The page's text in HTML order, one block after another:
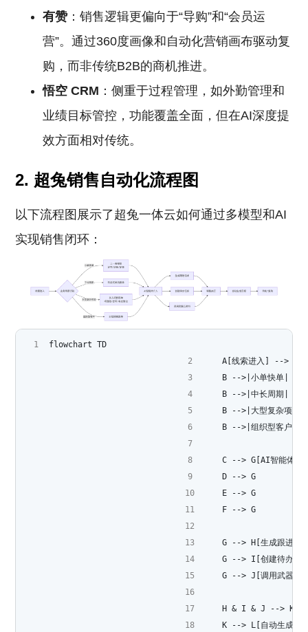
有赞：销售逻辑更偏向于“导购”和“会员运
营”。通过360度画像和自动化营销画布驱动复
购，而非传统B2B的商机推进。
悟空 CRM ：侧重于过程管理，如外勤管理和
业绩目标管控，功能覆盖全面，但在AI深度提
效方面相对传统。
2. 超兔销售自动化流程图
以下流程图展示了超兔一体云如何通过多模型和AI
实现销售闭环：
flowchart TD
A[线索进入] --> B{
B -->|小单快单| C[
B -->|中长周期| D[
B -->|大型复杂项目|
B -->|组织型客户|
C --> G[AI智能体介
    D --> G
    E --> G
    F --> G
G --> H[生成跟进话
G --> I[创建待办任
G --> J[调用武器云
H & I & J --> K[销
K --> L[自动生成日